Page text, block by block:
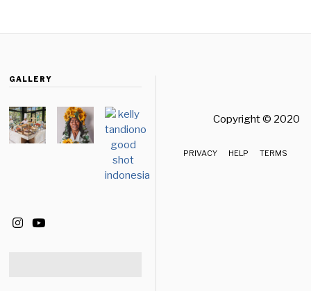
GALLERY
Copyright © 2020 -
PRIVACY HELP TERMS